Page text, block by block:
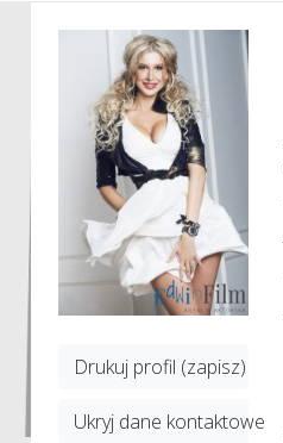
Drukuj profil (zapisz)
Ukryj dane kontaktowe